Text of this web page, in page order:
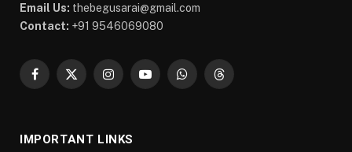
Email Us: thebegusarai@gmail.com
Contact: +91 9546069080
Facebook
X
InstagramYouTubeWhatsAppThreads
IMPORTANT LINKS